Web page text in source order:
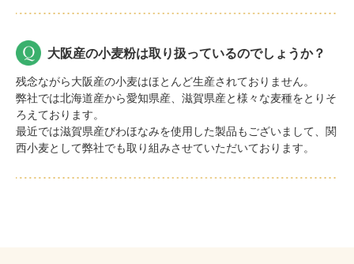
大阪産の小麦粉は取り扱っているのでしょうか？
残念ながら大阪産の小麦はほとんど生産されておりません。
弊社では北海道産から愛知県産、滋賀県産と様々な麦種をとりそ
ろえております。
最近では滋賀県産びわほなみを使用した製品もございまして、関
西小麦として弊社でも取り組みさせていただいております。